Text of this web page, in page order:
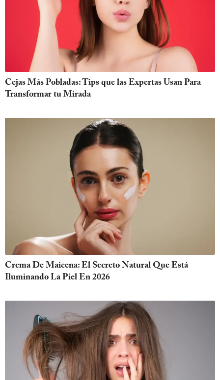
Cejas Más Pobladas: Tips que las Expertas Usan Para
Transformar tu Mirada
Crema De Maicena: El Secreto Natural Que Está
Iluminando La Piel En 2026